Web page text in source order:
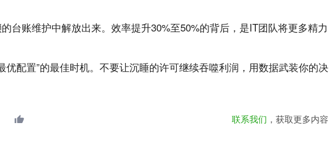
台账维护中解放出来。效率提升30%至50%的背后，是IT团队将更多精力
配置”的最佳时机。不要让沉睡的许可继续吞噬利润，用数据武装你的决
联系我们 ，获取更多内容